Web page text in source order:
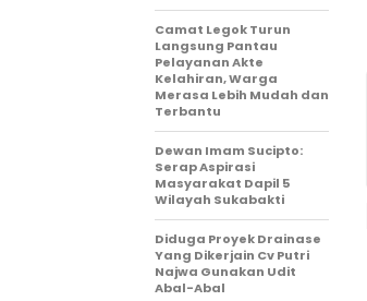
‎Camat Legok Turun
Langsung Pantau
Pelayanan Akte
Kelahiran, Warga
Merasa Lebih Mudah dan
Terbantu‎
Dewan Imam Sucipto:
Serap Aspirasi
Masyarakat Dapil 5
Wilayah Sukabakti
‎Diduga Proyek Drainase
Yang Dikerjain Cv Putri
Najwa Gunakan Udit
Abal-Abal